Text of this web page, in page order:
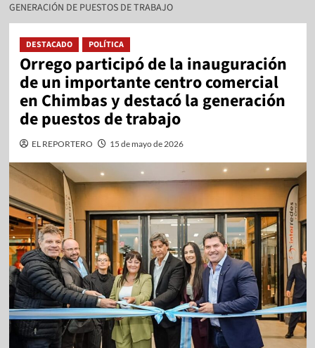
GENERACIÓN DE PUESTOS DE TRABAJO
DESTACADO POLÍTICA
Orrego participó de la inauguración
de un importante centro comercial
en Chimbas y destacó la generación
de puestos de trabajo
EL REPORTERO 15 de mayo de 2026